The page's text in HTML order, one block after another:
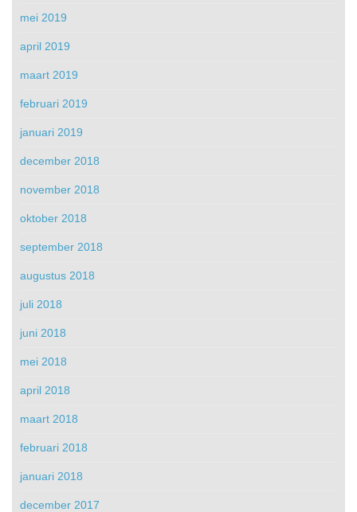
mei 2019
april 2019
maart 2019
februari 2019
januari 2019
december 2018
november 2018
oktober 2018
september 2018
augustus 2018
juli 2018
juni 2018
mei 2018
april 2018
maart 2018
februari 2018
januari 2018
december 2017